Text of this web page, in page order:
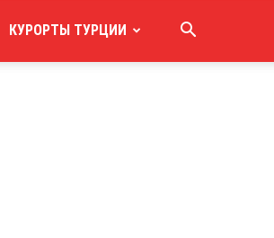
КУРОРТЫ ТУРЦИИ